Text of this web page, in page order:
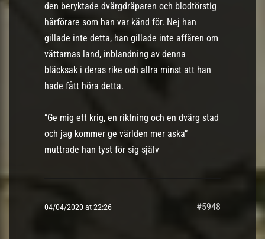
den beryktade dvärgdräparen och blodtörstig
härförare som han var känd för. Nej han
gillade inte detta, han gillade inte affären om
vättarnas land, inblandning av denna
bläcksak i deras rike och allra minst att han
hade fått höra detta.
”Ge mig ett krig, en riktning och en dvärg stad
och jag kommer ge världen mer aska”
muttrade han tyst för sig själv
04/04/2020 at 22:26 #5948